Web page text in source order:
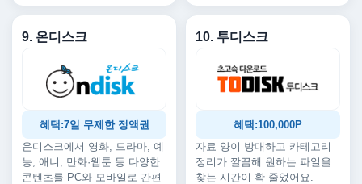
9. 온디스크
혜택:7일 무제한 정액권
온디스크에서 영화, 드라마, 예
능, 애니, 만화·웹툰 등 다양한
콘텐츠를 PC와 모바일로 간편
10. 투디스크
혜택:100,000P
자료 양이 방대하고 카테고리
정리가 깔끔해 원하는 파일을
찾는 시간이 확 줄었어요.